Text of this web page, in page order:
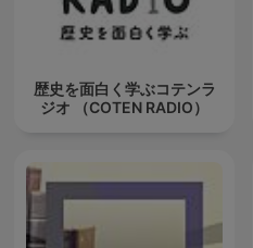
歴史を面白く学ぶコテンラ
ジオ （COTEN RADIO）